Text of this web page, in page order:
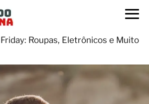
Roupas, Eletrônicos e Muito